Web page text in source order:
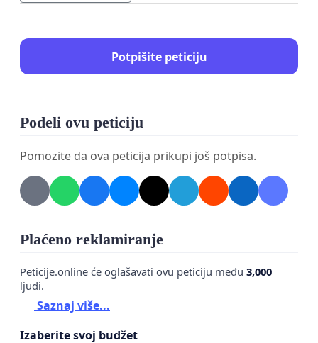
Potpišite peticiju
Podeli ovu peticiju
Pomozite da ova peticija prikupi još potpisa.
Plaćeno reklamiranje
Peticije.online će oglašavati ovu peticiju među 3,000
ljudi.
Saznaj više...
Izaberite svoj budžet